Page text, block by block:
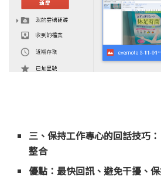
三、保持工作專心的回話技巧
整合
優點：最快回訊、避免干擾、